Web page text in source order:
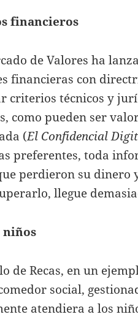
financieros
de Valores ha
financieras con
criterios técnicos y
como pueden ser
(El Confidencial
preferentes, toda
perdieron su dinero
llegue
niños
de Recas, en un
social,
atendiera a los